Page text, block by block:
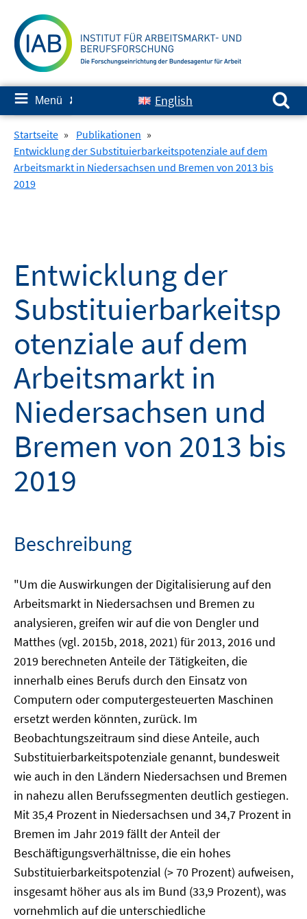
zum
Inhalt
≡ Menü ✘ English
Suchen nach:
Startseite » Publikationen »
Entwicklung der Substituierbarkeitspotenziale auf dem
Arbeitsmarkt in Niedersachsen und Bremen von 2013 bis
2019
Entwicklung der
Substituierbarkeitsp
otenziale auf dem
Arbeitsmarkt in
Niedersachsen und
Bremen von 2013 bis
2019
Beschreibung
"Um die Auswirkungen der Digitalisierung auf den
Arbeitsmarkt in Niedersachsen und Bremen zu
analysieren, greifen wir auf die von Dengler und
Matthes (vgl. 2015b, 2018, 2021) für 2013, 2016 und
2019 berechneten Anteile der Tätigkeiten, die
innerhalb eines Berufs durch den Einsatz von
Computern oder computergesteuerten Maschinen
ersetzt werden könnten, zurück. Im
Beobachtungszeitraum sind diese Anteile, auch
Substituierbarkeitspotenziale genannt, bundesweit
wie auch in den Ländern Niedersachsen und Bremen
in nahezu allen Berufssegmenten deutlich gestiegen.
Mit 35,4 Prozent in Niedersachsen und 34,7 Prozent in
Bremen im Jahr 2019 fällt der Anteil der
Beschäftigungsverhältnisse, die ein hohes
Substituierbarkeitspotenzial (> 70 Prozent) aufweisen,
insgesamt höher aus als im Bund (33,9 Prozent), was
vornehmlich auf die unterschiedliche